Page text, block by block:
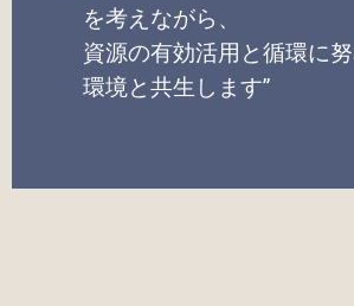
を考えながら、
資源の有効活用と循環に
環境と共生します”